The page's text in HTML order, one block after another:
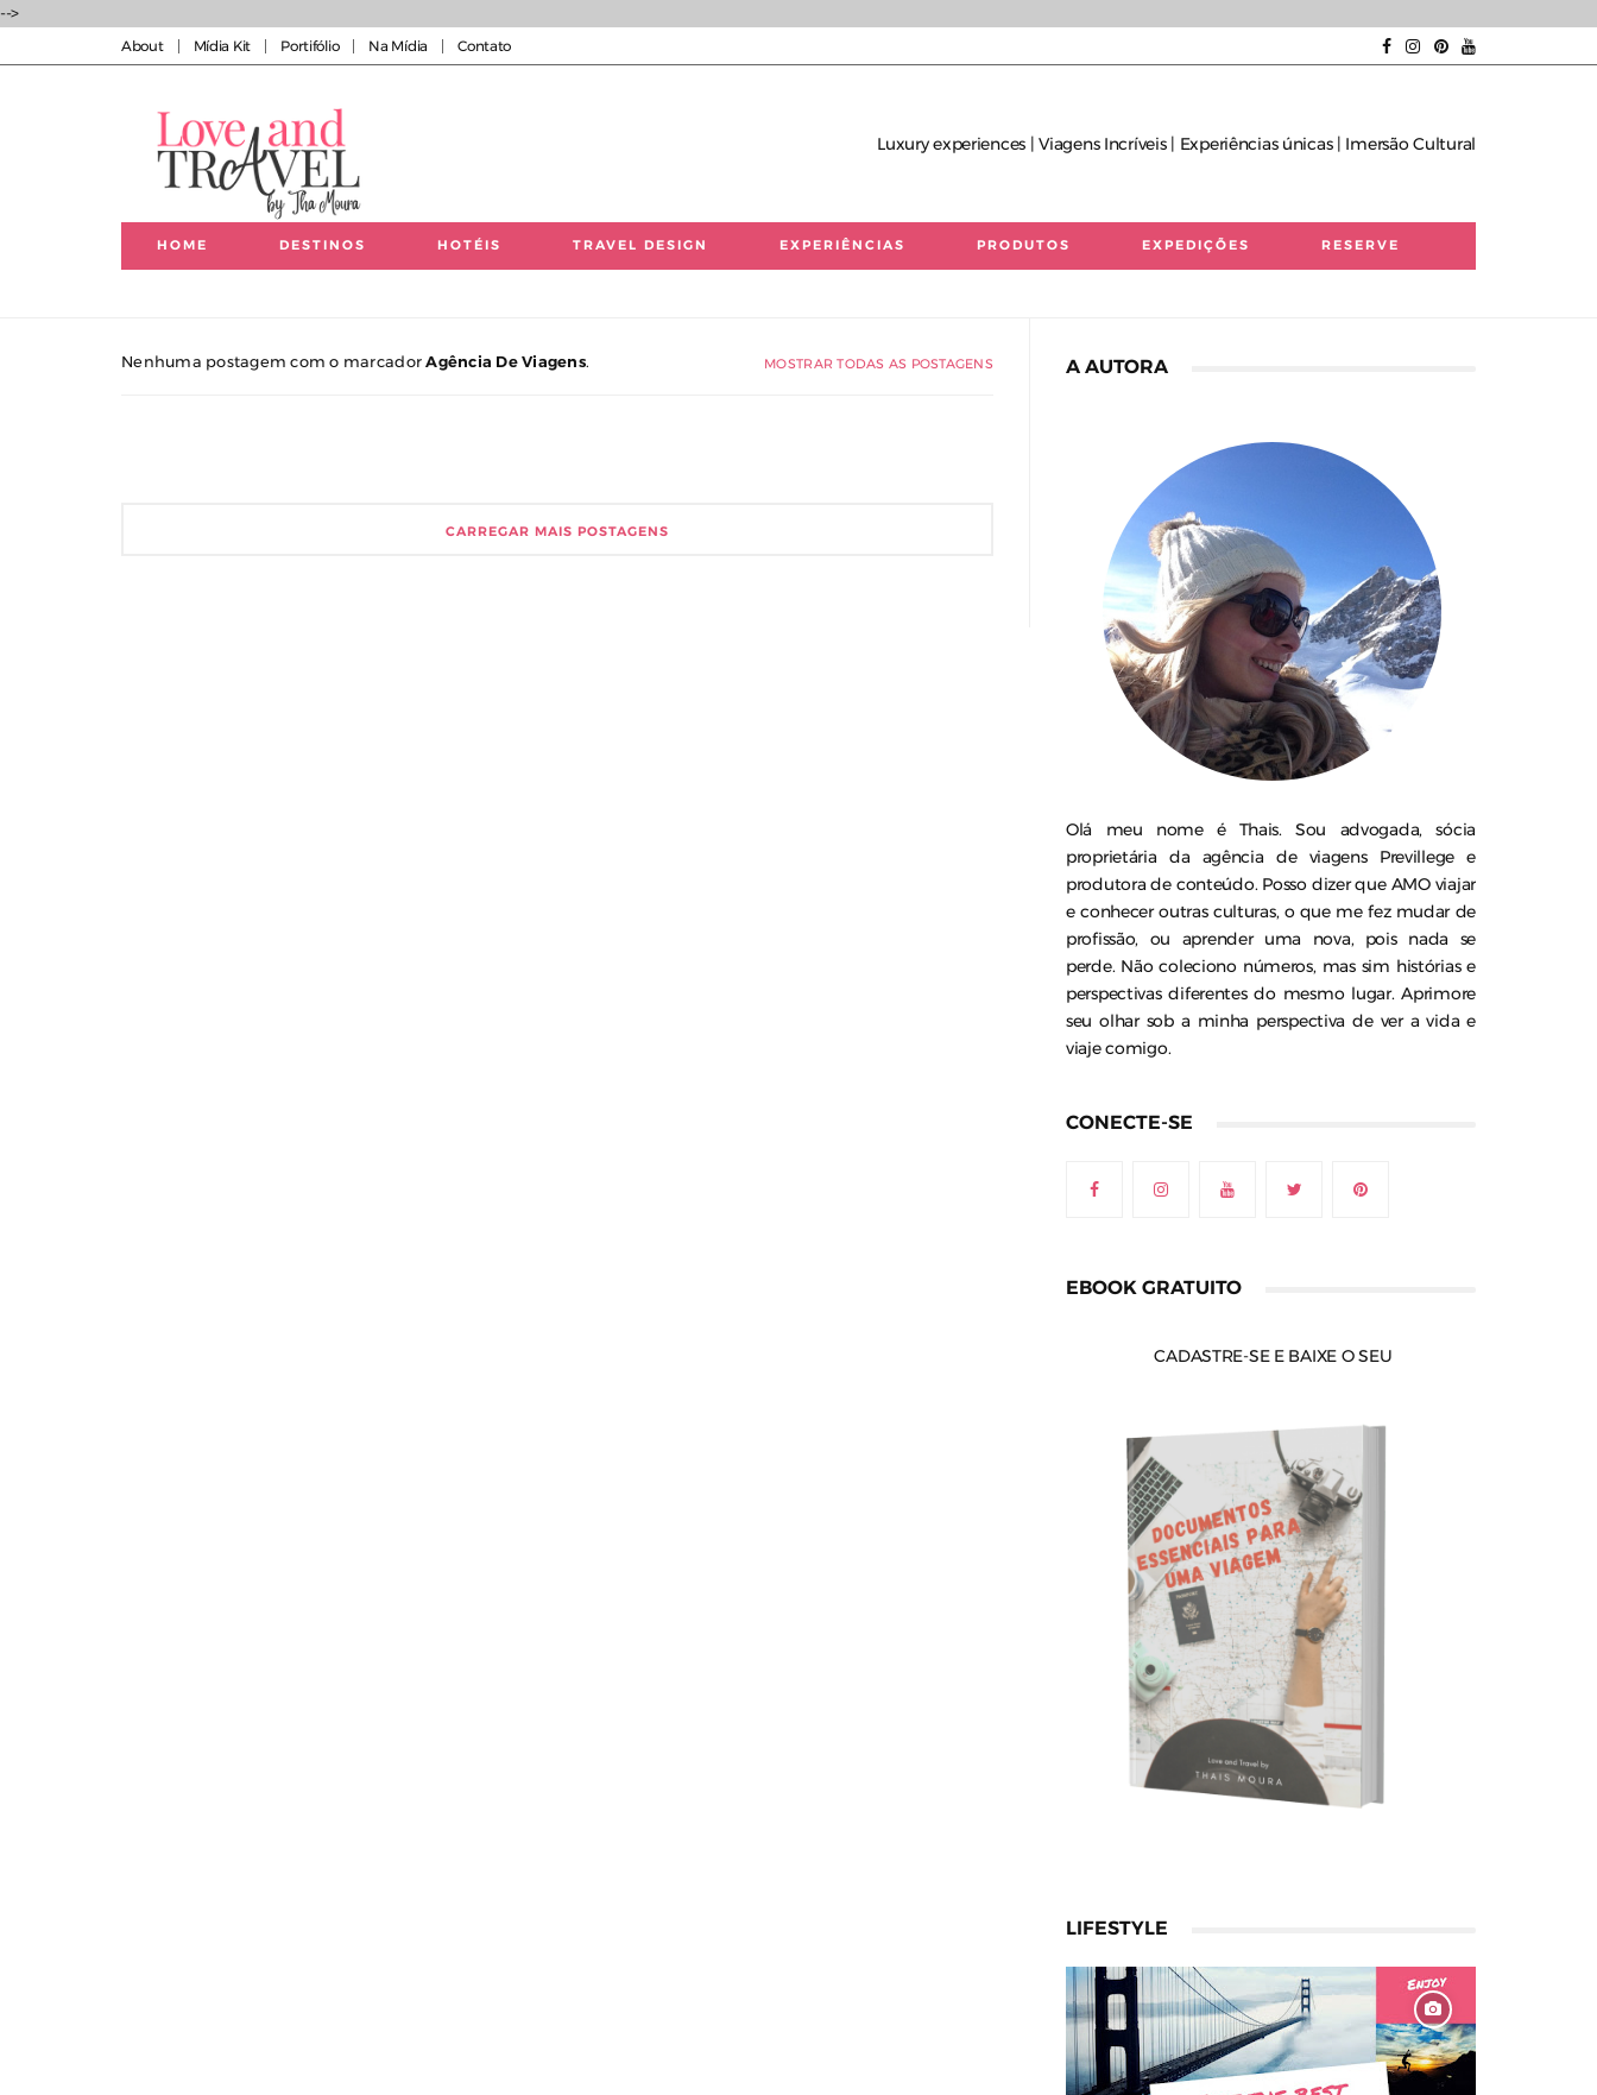
-->
About Mídia Kit Portifólio Na Mídia Contato
Luxury experiences | Viagens Incríveis | Experiências únicas | Imersão Cultural
HOME DESTINOS HOTÉIS TRAVEL DESIGN EXPERIÊNCIAS PRODUTOS EXPEDIÇÕES RESERVE
Nenhuma postagem com o marcadorAgência De Viagens. MOSTRAR TODAS AS POSTAGENS
CARREGAR MAIS POSTAGENS
A AUTORA
Olá meu nome é Thais. Sou advogada, sócia
proprietária da agência de viagens Previllege e
produtora de conteúdo. Posso dizer que AMO viajar
e conhecer outras culturas, o que me fez mudar de
profissão, ou aprender uma nova, pois nada se
perde. Não coleciono números, mas sim histórias e
perspectivas diferentes do mesmo lugar. Aprimore
seu olhar sob a minha perspectiva de ver a vida e
viaje comigo.
CONECTE-SE
EBOOK GRATUITO
CADASTRE-SE E BAIXE O SEU
LIFESTYLE